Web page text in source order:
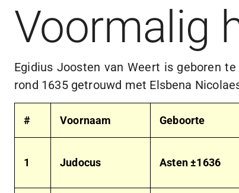
Voormalig
Egidius Joosten van Weert is geboren
rond 1635 getrouwd met Elsbena
# Voornaam Geboorte
1 Judocus Asten ±1636